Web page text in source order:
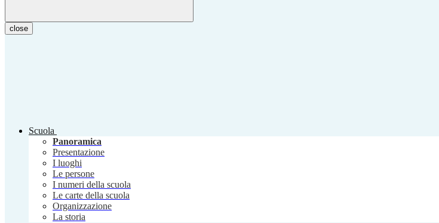
close
Scuola
Panoramica
Presentazione
I luoghi
Le persone
I numeri della scuola
Le carte della scuola
Organizzazione
La storia